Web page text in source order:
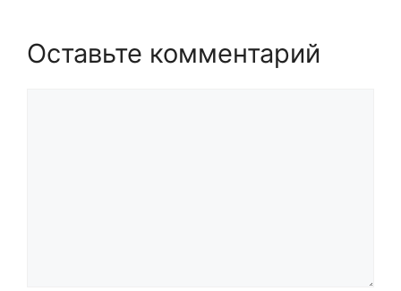
Оставьте комментарий